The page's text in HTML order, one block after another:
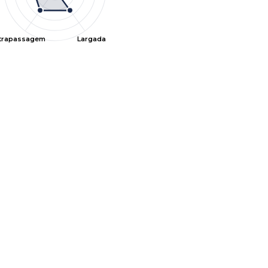
Largada